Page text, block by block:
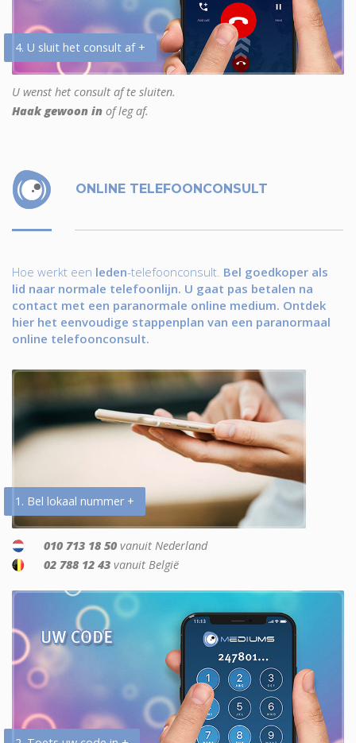
4. U sluit het consult af +
U wenst het consult af te sluiten.
Haak gewoon in of leg af.
ONLINE TELEFOONCONSULT
Hoe werkt een leden-telefoonconsult. Bel goedkoper als
lid naar normale telefoonlijn. U gaat pas betalen na
contact met een paranormale online medium. Ontdek
hier het eenvoudige stappenplan van een paranormaal
online telefoonconsult.
1. Bel lokaal nummer +
010 713 18 50 vanuit Nederland
02 788 12 43 vanuit België